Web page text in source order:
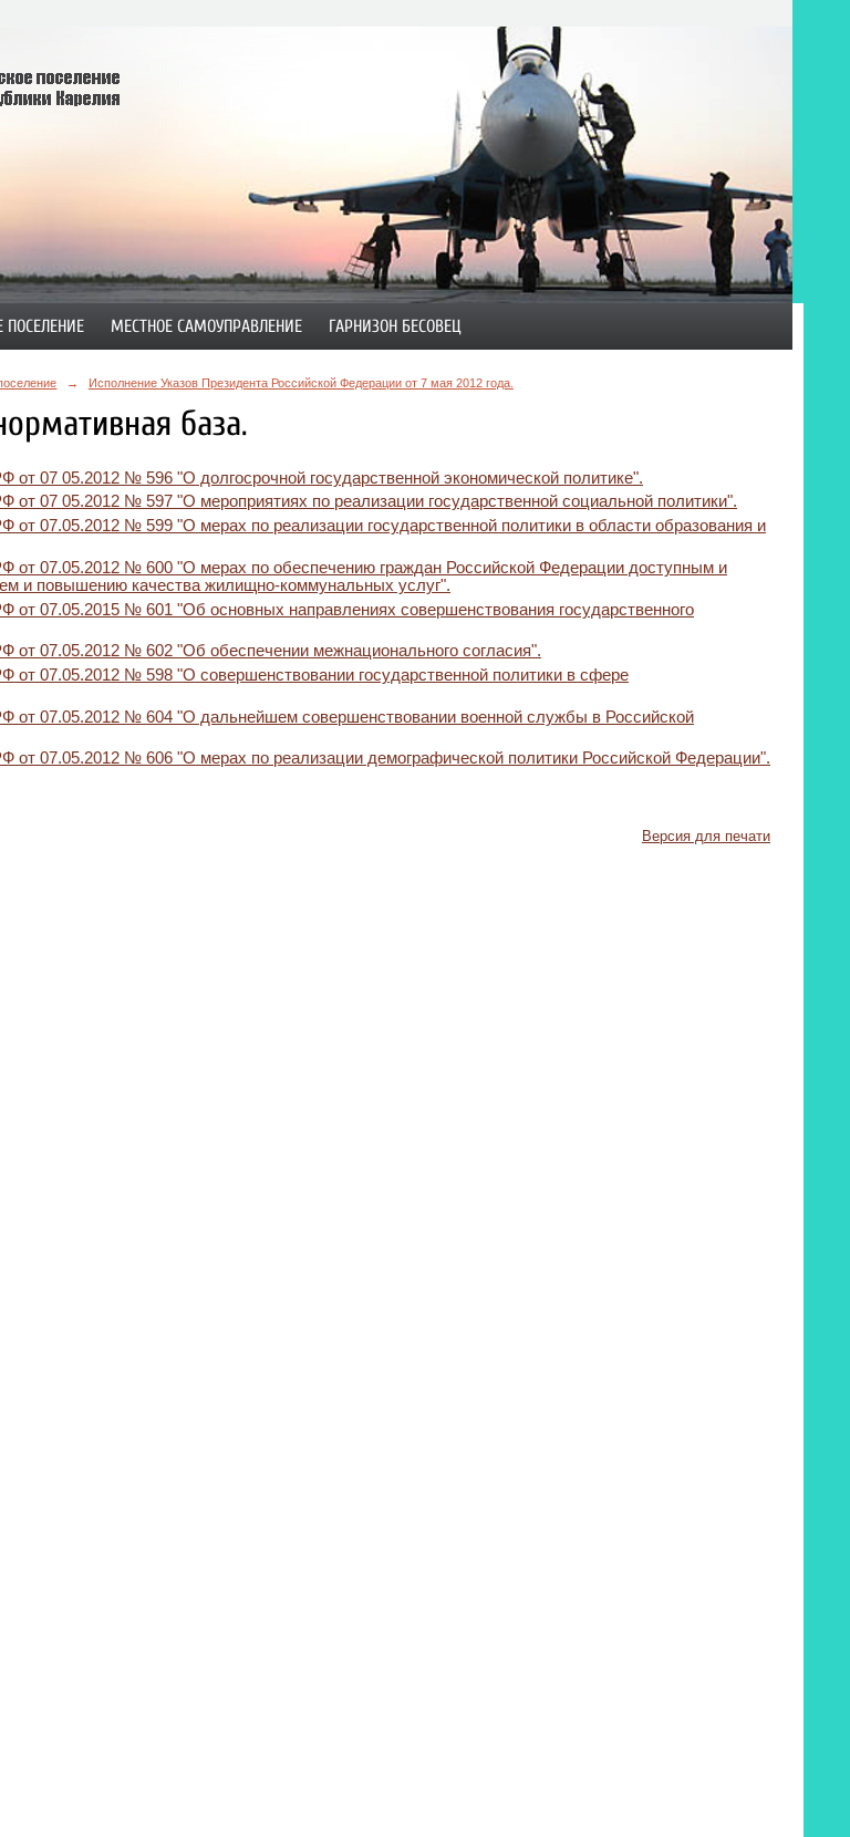
ПОСЕЛЕНИЕ МЕСТНОЕ САМОУПРАВЛЕНИЕ ГАРНИЗОН БЕСОВЕЦ
→ Исполнение Указов Президента Российской Федерации от 7 мая 2012 года.
база.
от 07 05.2012 № 596 "О долгосрочной государственной экономической политике".
от 07 05.2012 № 597 "О мероприятиях по реализации государственной социальной политики".
от 07.05.2012 № 599 "О мерах по реализации государственной политики в области образования и
от 07.05.2012 № 600 "О мерах по обеспечению граждан Российской Федерации доступным и
и повышению качества жилищно-коммунальных услуг".
от 07.05.2015 № 601 "Об основных направлениях совершенствования государственного
от 07.05.2012 № 602 "Об обеспечении межнационального согласия".
от 07.05.2012 № 598 "О совершенствовании государственной политики в сфере
от 07.05.2012 № 604 "О дальнейшем совершенствовании военной службы в Российской
от 07.05.2012 № 606 "О мерах по реализации демографической политики Российской Федерации".
Версия для печати